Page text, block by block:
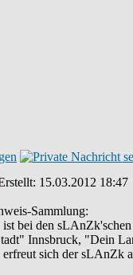
15.03.2012 18:47
Sammlung:
ist bei den
Innsbruck, "Dein
sich der sLAnZk